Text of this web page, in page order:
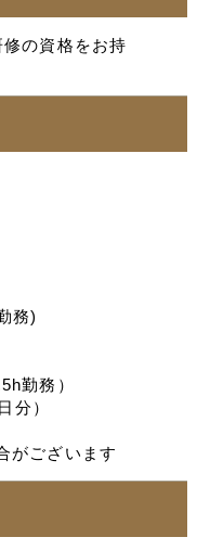
の資格をお持
務)
勤務）
分）
がございます